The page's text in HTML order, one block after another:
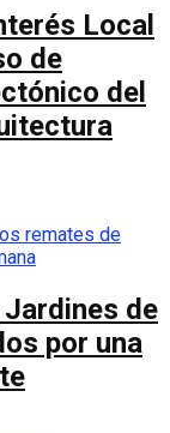
Local
de
del
de
por una